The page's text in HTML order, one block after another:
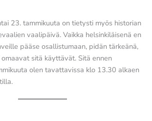
23. tammikuuta on tietysti myös historian
vaalipäivä. Vaikka helsinkiläisenä en
pääse osallistumaan, pidän tärkeänä,
sitä käyttävät. Sitä ennen
olen tavattavissa klo 13.30 alkaen